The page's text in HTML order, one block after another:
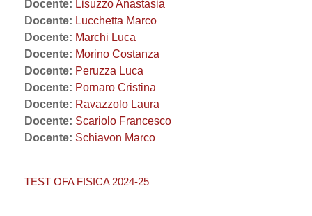
Docente: Lisuzzo Anastasia
Docente: Lucchetta Marco
Docente: Marchi Luca
Docente: Morino Costanza
Docente: Peruzza Luca
Docente: Pornaro Cristina
Docente: Ravazzolo Laura
Docente: Scariolo Francesco
Docente: Schiavon Marco
TEST OFA FISICA 2024-25